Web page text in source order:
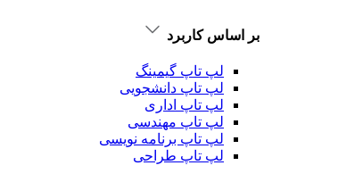
بر اساس کاربرد
لپ تاپ گیمینگ
لپ تاپ دانشجویی
لپ تاپ اداری
لپ تاپ مهندسی
لپ تاپ برنامه نویسی
لپ تاپ طراحی